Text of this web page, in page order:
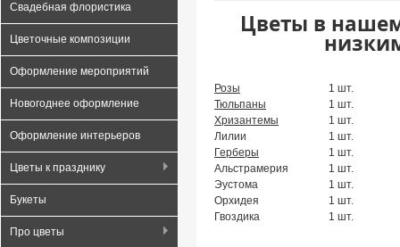
Цветы в
Розы
Тюльпаны
Хризантемы
Лилии
Герберы
Альстрамерия
Эустома
Орхидея
Гвоздика
1 шт.
1 шт.
1 шт.
1 шт.
1 шт.
1 шт.
1 шт.
1 шт.
1 шт.
Свадебная флористика
Цветочные композиции
Оформление мероприятий
Новогоднее оформление
Оформление интерьеров
Цветы к празднику
Букеты
Про цветы